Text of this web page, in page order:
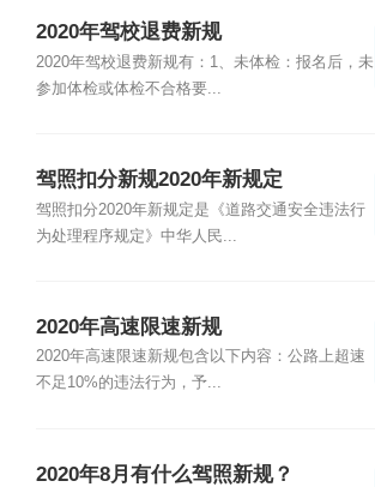
2020年驾校退费新规
2020年驾校退费新规有：1、未体检：报名后，未
参加体检或体检不合格要...
驾照扣分新规2020年新规定
驾照扣分2020年新规定是《道路交通安全违法行
为处理程序规定》中华人民...
2020年高速限速新规
2020年高速限速新规包含以下内容：公路上超速
不足10%的违法行为，予...
2020年8月有什么驾照新规？